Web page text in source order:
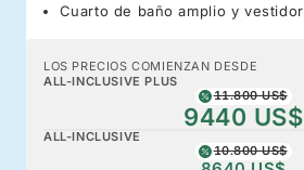
Cuarto de baño amplio y vestidor
LOS PRECIOS COMIENZAN DESDE
ALL-INCLUSIVE PLUS
11.800 US$
9440 US$
ALL-INCLUSIVE
10.800 US$